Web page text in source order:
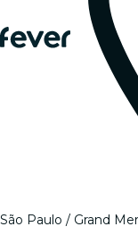
São Paulo Grand